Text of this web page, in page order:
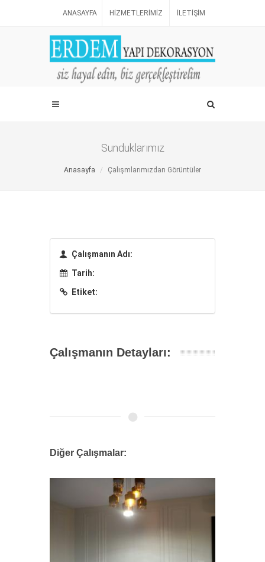
ANASAYFA HIZMETLERIMIZ İLETIŞIM
Sunduklarımız
Anasayfa Çalışmlarımızdan Görüntüler
Çalışmanın Adı:
Tarih:
Etiket:
Çalışmanın Detayları:
Diğer Çalışmalar: